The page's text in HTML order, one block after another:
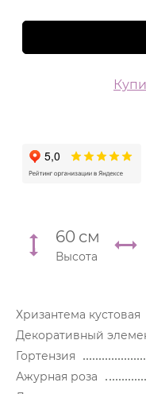
60 см
Высота
Хризантема кустовая
Декоративный
Гортензия
Ажурная роза